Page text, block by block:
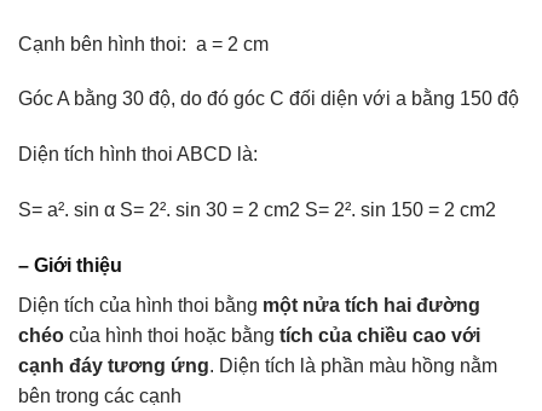
Cạnh bên hình thoi: a = 2 cm
Góc A bằng 30 độ, do đó góc C đối diện với a bằng 150 độ
Diện tích hình thoi ABCD là:
S= a². sin α S= 2². sin 30 = 2 cm2 S= 2². sin 150 = 2 cm2
– Giới thiệu
Diện tích của hình thoi bằng một nửa tích hai đường
chéo của hình thoi hoặc bằng tích của chiều cao với
cạnh đáy tương ứng. Diện tích là phần màu hồng nằm
bên trong các cạnh